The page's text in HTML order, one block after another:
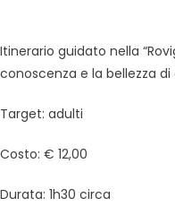
Itinerario guidato nella
conoscenza e la bellezza
Target: adulti
Costo: € 12,00
Durata: 1h30 circa